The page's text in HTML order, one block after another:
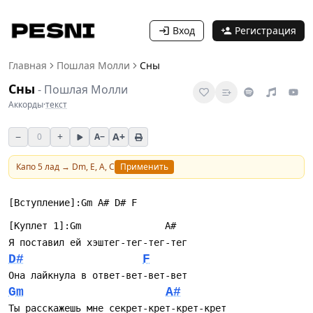
Вход Регистрация
Главная Пошлая Молли Сны
Сны - Пошлая Молли
Аккорды·текст
− 0 + A− A+
Капо5лад → Dm, E, A, C Применить
[Вступление]:Gm A# D# F
[Куплет 1]:Gm               A#
Я поставил ей хэштег-тег-тег-тег
D# F
Она лайкнула в ответ-вет-вет-вет
Gm A#
Ты расскажешь мне секрет-крет-крет-крет